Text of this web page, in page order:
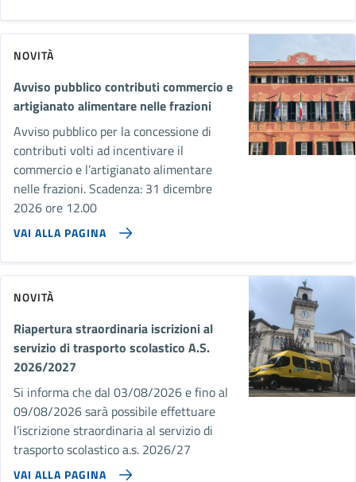
NOVITÀ
Avviso pubblico contributi commercio e
artigianato alimentare nelle frazioni
Avviso pubblico per la concessione di
contributi volti ad incentivare il
commercio e l’artigianato alimentare
nelle frazioni. Scadenza: 31 dicembre
2026 ore 12.00
VAI ALLA PAGINA
NOVITÀ
Riapertura straordinaria iscrizioni al
servizio di trasporto scolastico A.S.
2026/2027
Si informa che dal 03/08/2026 e fino al
09/08/2026 sarà possibile effettuare
l’iscrizione straordinaria al servizio di
trasporto scolastico a.s. 2026/27
VAI ALLA PAGINA